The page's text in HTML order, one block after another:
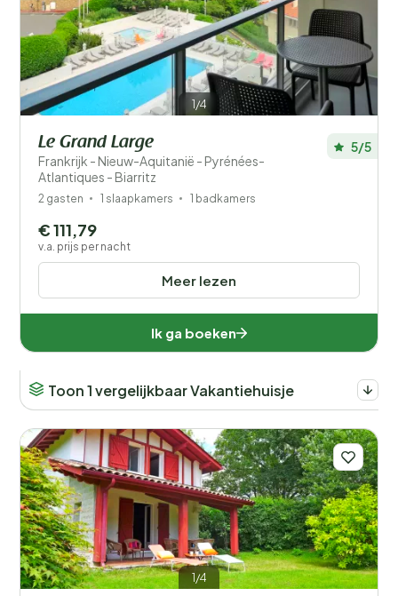
1/4
Le Grand Large
Frankrijk - Nieuw-Aquitanië - Pyrénées-
Atlantiques - Biarritz
5/5
2 gasten 1 slaapkamers 1 badkamers
Meer lezen
€ 111,79
v.a. prijs per nacht
Ik ga boeken
Toon 1 vergelijkbaar Vakantiehuisje
1/4